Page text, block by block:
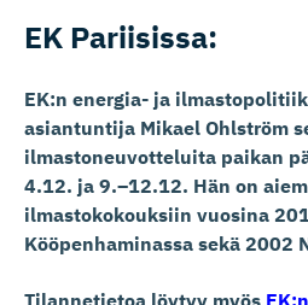
EK Pariisissa:
EK:n energia- ja
asiantuntija Mikael Ohlström
ilmastoneuvotteluita paikan
4.12. ja 9.–12.12. Hän on
ilmastokokouksiin vuosina
Kööpenhaminassa sekä 2002
Tilannetietoa löytyy myös